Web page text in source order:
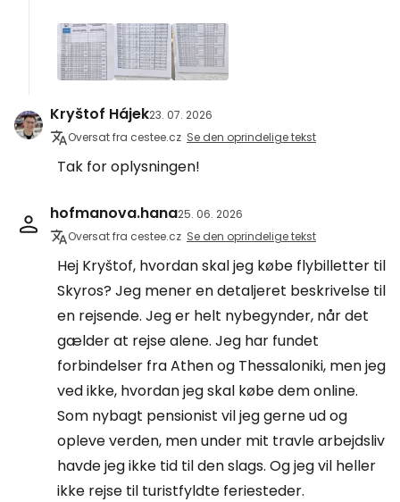
Kryštof Hájek23. 07. 2026
Oversat fra cestee.cz Se den oprindelige tekst
Tak for oplysningen!
hofmanova.hana25. 06. 2026
Oversat fra cestee.cz Se den oprindelige tekst
Hej Kryštof, hvordan skal jeg købe flybilletter til
Skyros? Jeg mener en detaljeret beskrivelse til
en rejsende. Jeg er helt nybegynder, når det
gælder at rejse alene. Jeg har fundet
forbindelser fra Athen og Thessaloniki, men jeg
ved ikke, hvordan jeg skal købe dem online.
Som nybagt pensionist vil jeg gerne ud og
opleve verden, men under mit travle arbejdsliv
havde jeg ikke tid til den slags. Og jeg vil heller
ikke rejse til turistfyldte feriesteder.